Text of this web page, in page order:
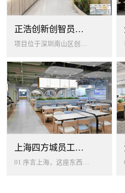
正浩创新创智员工餐厅
项目位于深圳南山区创智云城，服务正浩企业全体员工及来访亲友，总建筑面积 1537㎡，室内座位 450 座、室外休闲外摆 ...
上海四方城员工美食餐厅设计
01 序言上海，这座东西方文化交汇的国际大都市，以其独特的魅力吸引着世界各地的人才。历史与现代、传统与创新在这里交织碰撞...